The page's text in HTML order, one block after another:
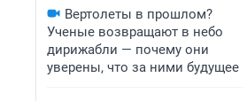
Вертолеты в прошлом?
Ученые возвращают в небо
дирижабли — почему они
уверены, что за ними будущее